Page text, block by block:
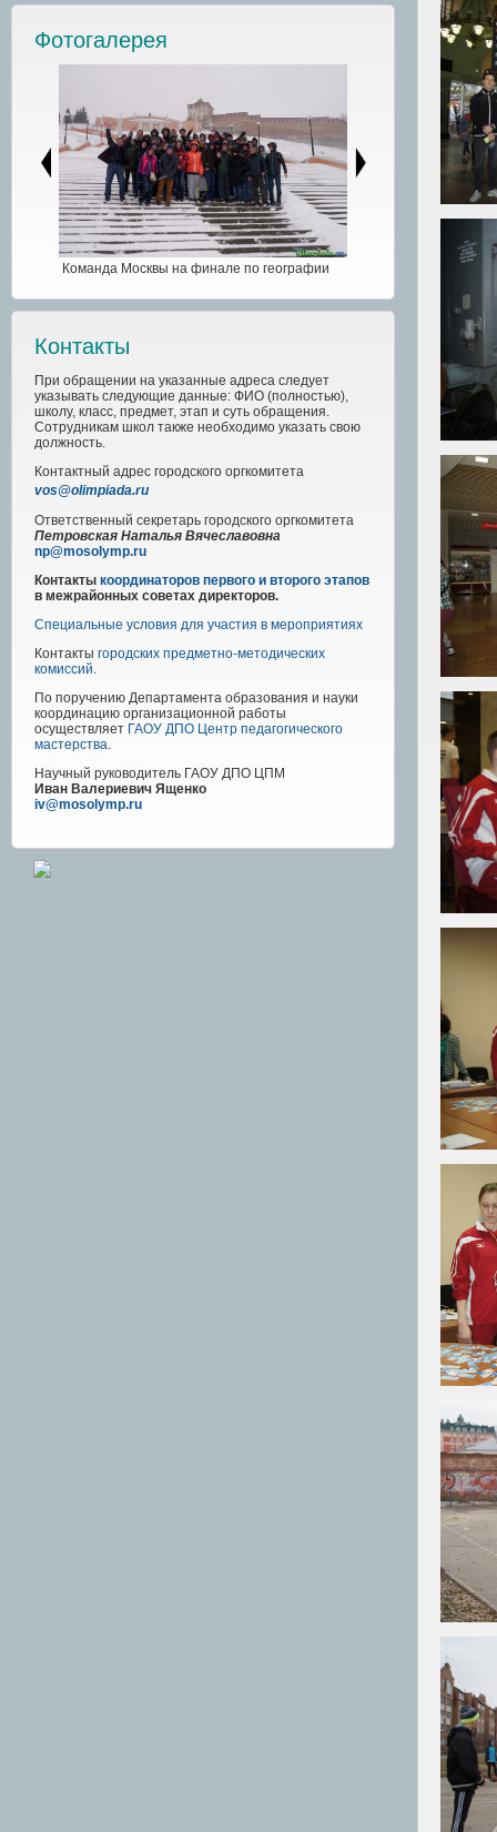
Фотогалерея
Команда Москвы на финале по географии
Контакты
При обращении на указанные адреса следует
указывать следующие данные: ФИО (полностью),
школу, класс, предмет, этап и суть обращения.
Сотрудникам школ также необходимо указать свою
должность.
Контактный адрес городского оргкомитета
vos@olimpiada.ru
Ответственный секретарь городского оргкомитета
Петровская Наталья Вячеславовна
np@mosolymp.ru
Контакты координаторов первого и второго этапов
в межрайонных советах директоров.
Специальные условия для участия в мероприятиях
Контакты городских предметно-методических
комиссий
По поручению Департамента образования и науки
координацию организационной работы
осуществляет ГАОУ ДПО Центр педагогического
мастерства
Научный руководитель ГАОУ ДПО ЦПМ
Иван Валериевич Ященко
iv@mosolymp.ru